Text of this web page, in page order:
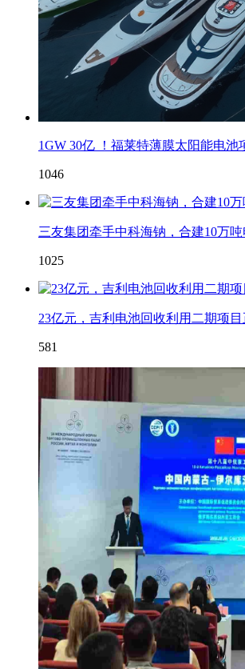
1GW 30亿 ！福莱特薄膜太阳能电池
1046
三友集团牵手中科海钠，合建10万
1025
23亿元，吉利电池回收利用二期项
581